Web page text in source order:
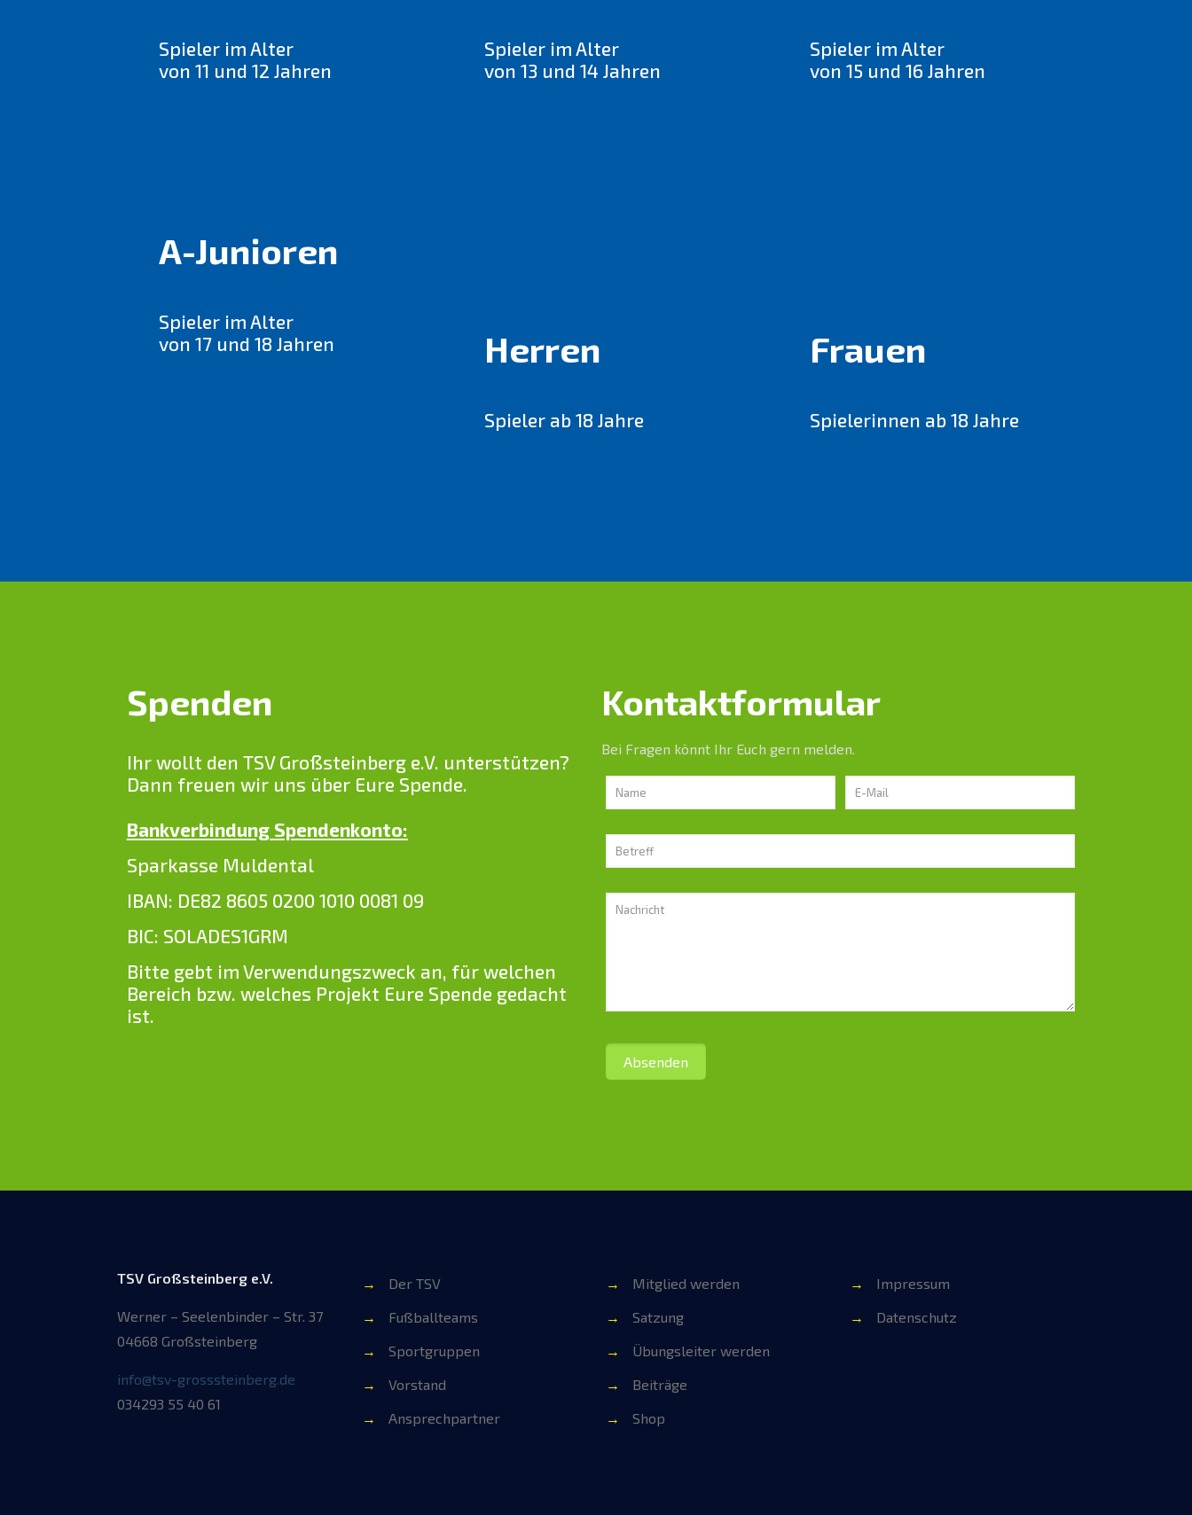
Spieler im Alter
von 11 und 12 Jahren
Spieler im Alter
von 13 und 14 Jahren
Spieler im Alter
von 15 und 16 Jahren
A-Junioren
Spieler im Alter
von 17 und 18 Jahren
Herren
Spieler ab 18 Jahre
Frauen
Spielerinnen ab 18 Jahre
Spenden
Ihr wollt den TSV Großsteinberg e.V. unterstützen?
Dann freuen wir uns über Eure Spende.
Bankverbindung Spendenkonto:
Sparkasse Muldental
IBAN: DE82 8605 0200 1010 0081 09
BIC: SOLADES1GRM
Bitte gebt im Verwendungszweck an, für welchen
Bereich bzw. welches Projekt Eure Spende gedacht
ist.
Kontaktformular
Bei Fragen könnt Ihr Euch gern melden.
TSV Großsteinberg e.V.
Werner – Seelenbinder – Str. 37
04668 Großsteinberg
info@tsv-grosssteinberg.de
034293 55 40 61
→
Der TSV
→
Fußballteams
→
Sportgruppen
→
Vorstand
→
Ansprechpartner
→
Mitglied werden
→
Satzung
→
Übungsleiter werden
→
Beiträge
→
Shop
→
Impressum
→
Datenschutz